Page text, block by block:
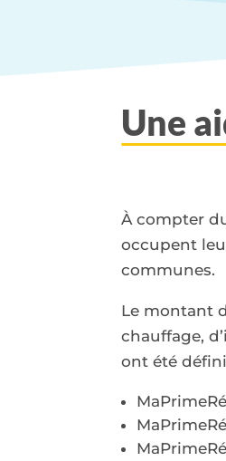
Une
À compter
occupent
communes.
Le montant
chauffage,
ont été